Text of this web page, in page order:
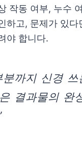
작동 여부, 누수
하고, 문제가 있다
야 합니다.
분까지 신경
결과물의 완